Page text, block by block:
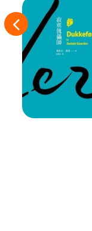
往
左
切
換